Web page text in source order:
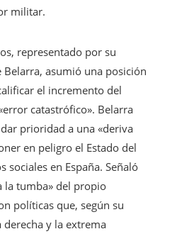
militar.
representado por su
Belarra, asumió una posición
el incremento del
catastrófico». Belarra
prioridad a una «deriva
en peligro el Estado del
sociales en España. Señaló
la tumba» del propio
políticas que, según su
y la extrema